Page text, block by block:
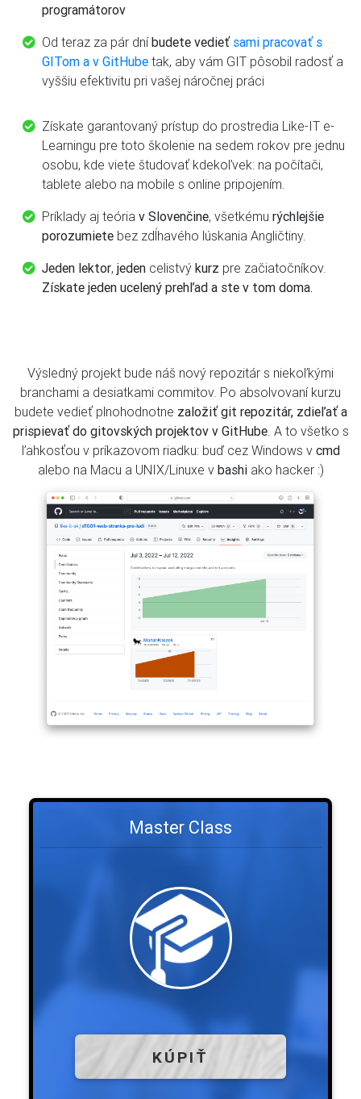
programátorov
Od teraz za pár dníbudete vedieť sami pracovať s
GITom a v GitHube tak, aby vám GIT pôsobil radosť a
vyššiu efektivitu pri vašej náročnej práci
Získate garantovaný prístup do prostredia Like-IT e-
Learningu pre toto školenie na sedem rokov pre jednu
osobu, kde viete študovať kdekoľvek: na počítači,
tablete alebo na mobile s online pripojením.
Príklady aj teória v Slovenčine, všetkému rýchlejšie
porozumiete bez zdĺhavého lúskania Angličtiny.
Jeden lektor, jeden celistvý kurz pre začiatočníkov.
Získate jeden ucelený prehľad a ste v tom doma.
Výsledný projekt bude náš nový repozitár s niekoľkými
branchami a desiatkami commitov. Po absolvovaní kurzu
budete vedieť plnohodnotne založiť git repozitár, zdieľať a
prispievať do gitovských projektov v GitHube. A to všetko s
ľahkosťou v príkazovom riadku: buď cez Windows v cmd
alebo na Macu a UNIX/Linuxe v bashiako hacker :)
Master Class
KÚPIŤ